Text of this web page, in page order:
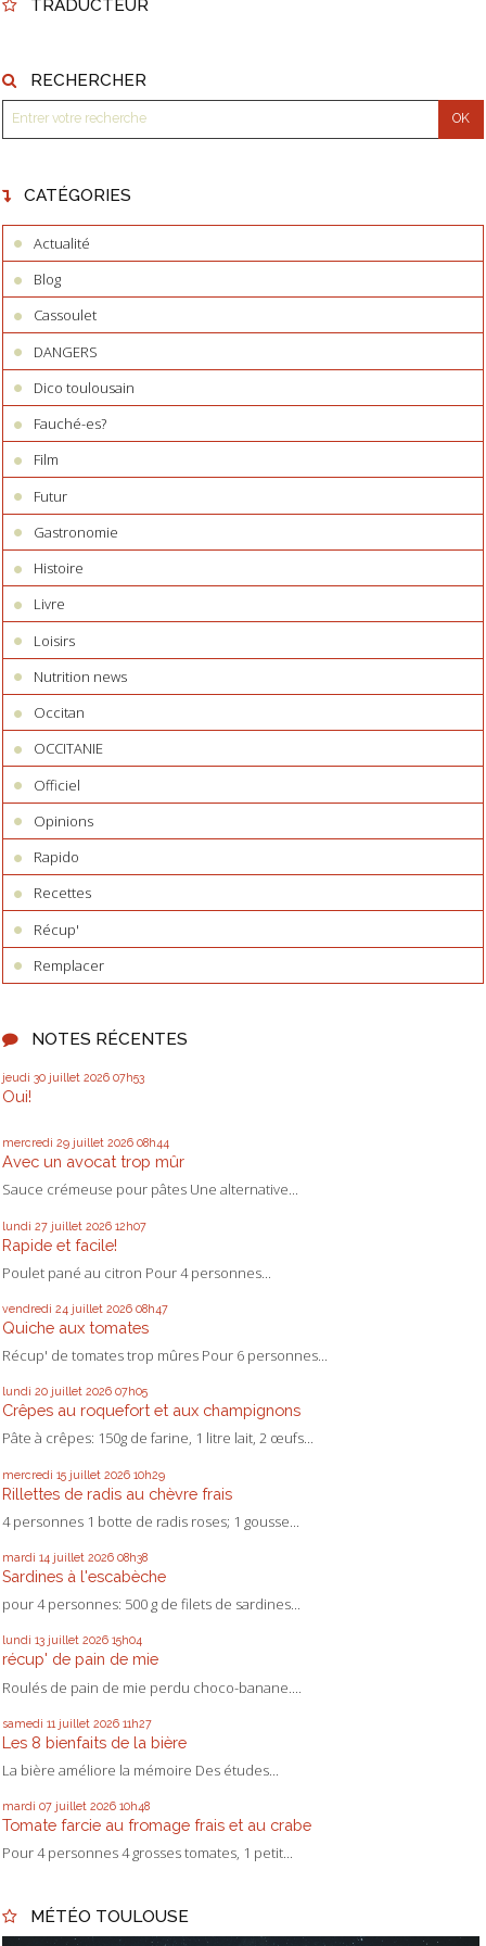
TRADUCTEUR
RECHERCHER
CATÉGORIES
Actualité
Blog
Cassoulet
DANGERS
Dico toulousain
Fauché-es?
Film
Futur
Gastronomie
Histoire
Livre
Loisirs
Nutrition news
Occitan
OCCITANIE
Officiel
Opinions
Rapido
Recettes
Récup'
Remplacer
NOTES RÉCENTES
jeudi 30 juillet 2026 07h53
Oui!
mercredi 29 juillet 2026 08h44
Avec un avocat trop mûr
Sauce crémeuse pour pâtes Une alternative...
lundi 27 juillet 2026 12h07
Rapide et facile!
Poulet pané au citron Pour 4 personnes...
vendredi 24 juillet 2026 08h47
Quiche aux tomates
Récup' de tomates trop mûres Pour 6 personnes...
lundi 20 juillet 2026 07h05
Crêpes au roquefort et aux champignons
Pâte à crêpes: 150g de farine, 1 litre lait, 2 œufs...
mercredi 15 juillet 2026 10h29
Rillettes de radis au chèvre frais
4 personnes 1 botte de radis roses; 1 gousse...
mardi 14 juillet 2026 08h38
Sardines à l'escabèche
pour 4 personnes: 500 g de filets de sardines...
lundi 13 juillet 2026 15h04
récup' de pain de mie
Roulés de pain de mie perdu choco-banane....
samedi 11 juillet 2026 11h27
Les 8 bienfaits de la bière
La bière améliore la mémoire Des études...
mardi 07 juillet 2026 10h48
Tomate farcie au fromage frais et au crabe
Pour 4 personnes 4 grosses tomates, 1 petit...
MÉTÉO TOULOUSE